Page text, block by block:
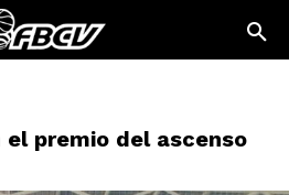
el premio del ascenso